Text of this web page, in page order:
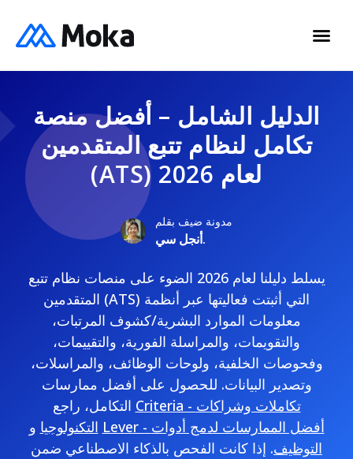
الدليل الشامل – أفضل منصة
تكامل لنظام تتبع المتقدمين
(ATS) لعام 2026
مدونة ضيف بقلم
أنجل سي.
يسلط دليلنا لعام 2026 الضوء على منصات نظام تتبع
المتقدمين (ATS) التي أثبتت فعاليتها عبر أنظمة
معلومات الموارد البشرية/كشوف المرتبات،
والتقويمات، والمراسلة الفورية، والتقييمات،
وفحوصات الخلفية، ولوحات الوظائف، والمراسلات،
وتصدير البيانات. للحصول على أفضل ممارسات
Criteria - تكاملات وشراكات
التكنولوجيا Lever - أفضل الممارسات لدمج أدوات
التوظيف. إذا كانت الفحص بالذكاء الاصطناعي ضمن